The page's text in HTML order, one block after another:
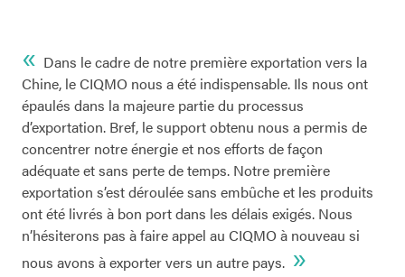
« Dans le cadre de notre première exportation vers la
Chine, le CIQMO nous a été indispensable. Ils nous ont
épaulés dans la majeure partie du processus
d’exportation. Bref, le support obtenu nous a permis de
concentrer notre énergie et nos efforts de façon
adéquate et sans perte de temps. Notre première
exportation s’est déroulée sans embûche et les produits
ont été livrés à bon port dans les délais exigés. Nous
n’hésiterons pas à faire appel au CIQMO à nouveau si
nous avons à exporter vers un autre pays. »